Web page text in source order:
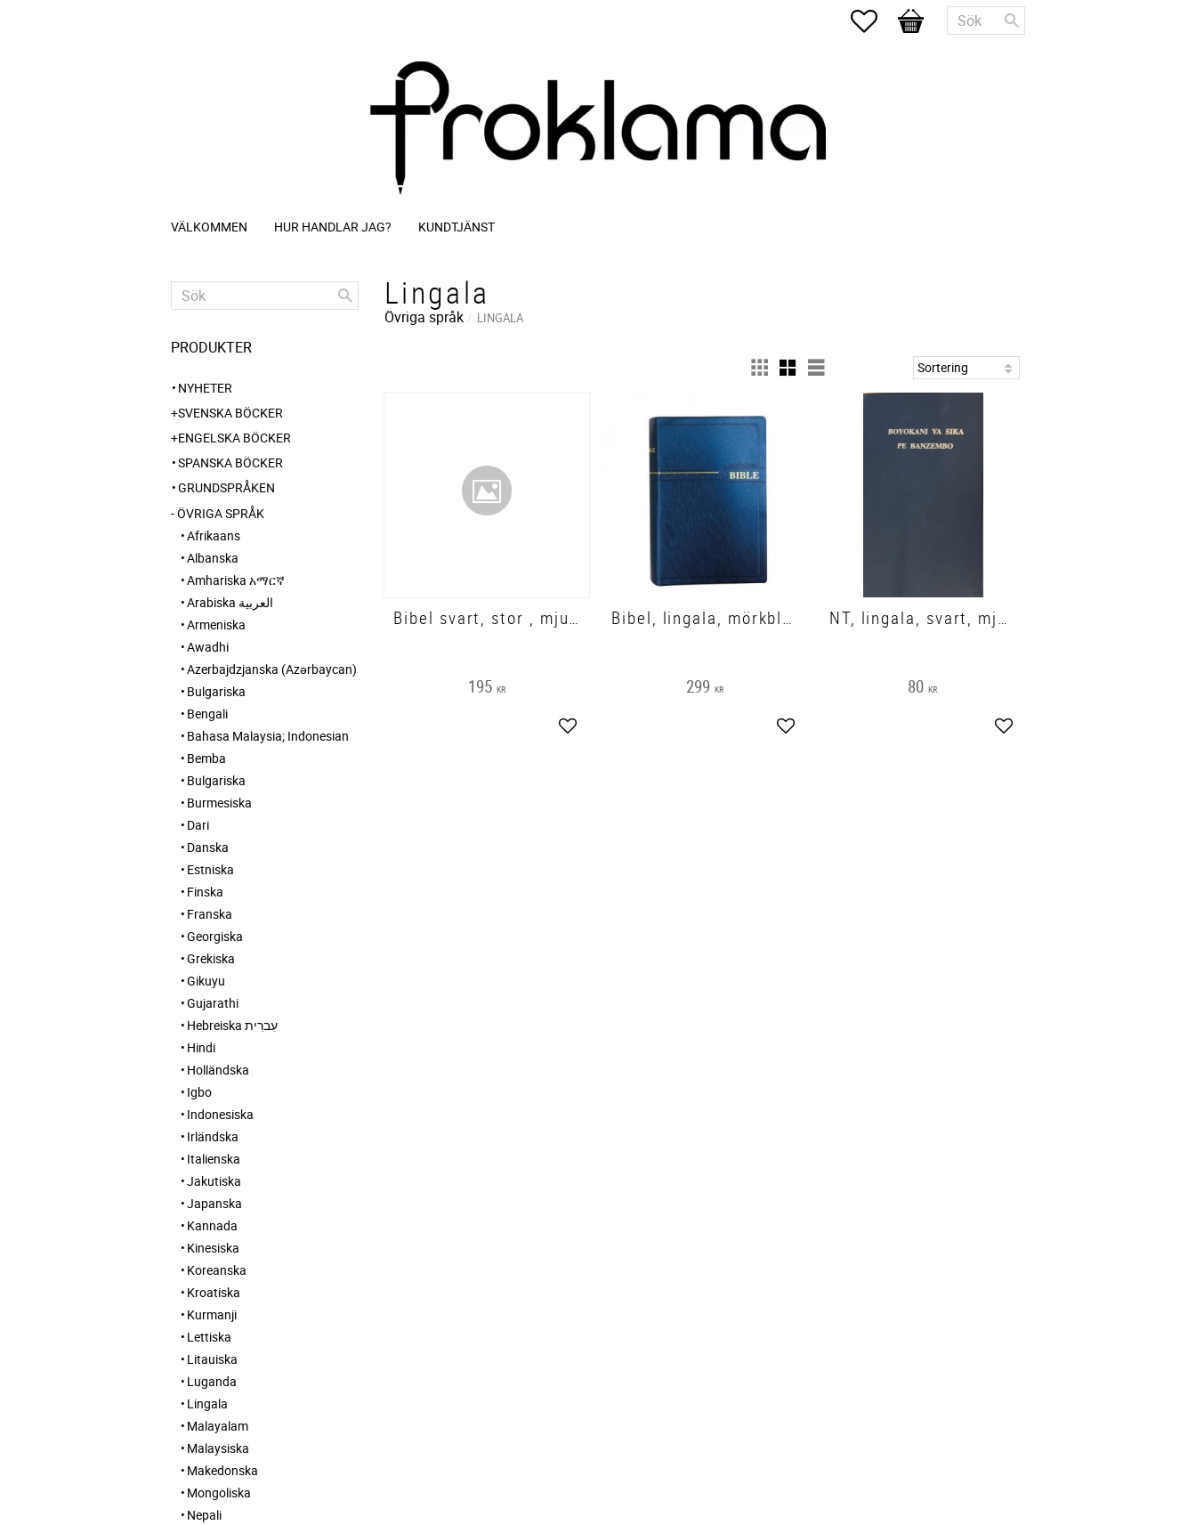
Favoriter
Kundvagn
VÄLKOMMEN HUR HANDLAR JAG? KUNDTJÄNST
Lingala
Övriga språk LINGALA
Bibel svart, stor , mjukband
195 KR
Lägg till i favoriter
Bibel, lingala, mörkblå, mjukband, 220x150x25 mm
299 KR
Lägg till i favoriter
NT, lingala, svart, mjukband, 185x120x20 mm
80 KR
Lägg till i favoriter
PRODUKTER
NYHETER
SVENSKA BÖCKER
ENGELSKA BÖCKER
SPANSKA BÖCKER
GRUNDSPRÅKEN
ÖVRIGA SPRÅK
Afrikaans
Albanska
Amhariska አማርኛ
Arabiska العربية
Armeniska
Awadhi
Azerbajdzjanska (Azərbaycan)
Bulgariska
Bengali
Bahasa Malaysia; Indonesian
Bemba
Bulgariska
Burmesiska
Dari
Danska
Estniska
Finska
Franska
Georgiska
Grekiska
Gikuyu
Gujarathi
Hebreiska עִברִית
Hindi
Holländska
Igbo
Indonesiska
Irländska
Italienska
Jakutiska
Japanska
Kannada
Kinesiska
Koreanska
Kroatiska
Kurmanji
Lettiska
Litauiska
Luganda
Lingala
Malayalam
Malaysiska
Makedonska
Mongoliska
Nepali